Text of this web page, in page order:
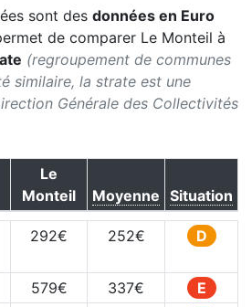
sont des données en Euro
de comparer Le Monteil à
(regroupement de communes
similaire, la strate est une
Générale des Collectivités
Le
Monteil
Moyenne Situation
292€ 252€ D
579€ 337€
E